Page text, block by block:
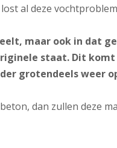
al deze
maar ook in dat
staat. Dit
grotendeels weer
dan zullen deze